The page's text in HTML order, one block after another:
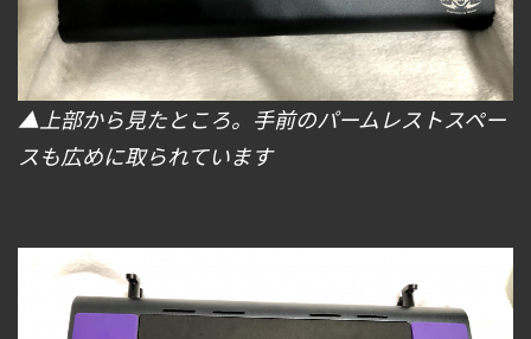
▲上部から見たところ。手前のパームレストスペー
スも広めに取られています